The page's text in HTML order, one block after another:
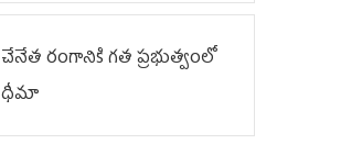
చేనేత రంగానికి గత ప్రభుత్వంలో
ధీమా